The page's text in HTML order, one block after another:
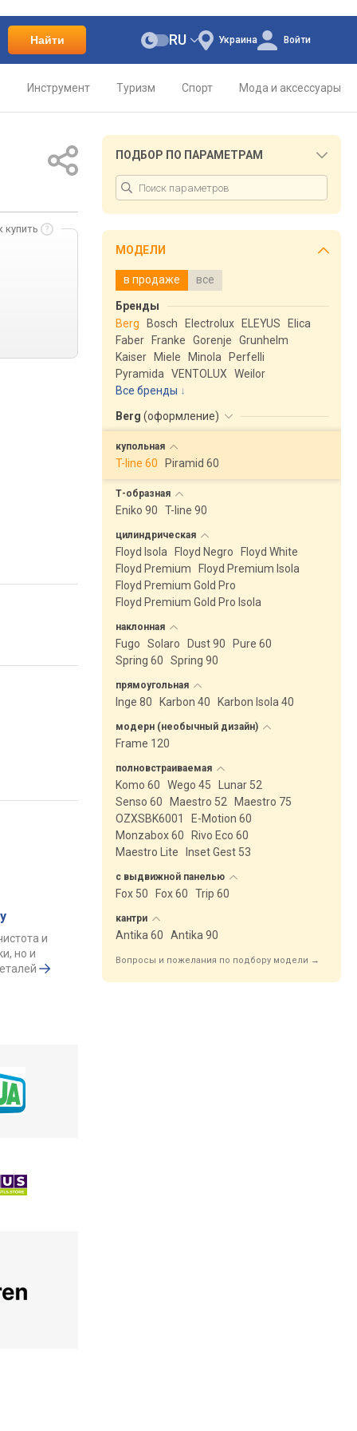
Найти Украина
RU Войти
Инструмент Туризм Спорт Мода и аксессуары
купить
и
но и
ПОДБОР ПО ПАРАМЕТРАМ
МОДЕЛИ
в продаже все
Бренды
Berg
Bosch Electrolux ELEYUS
Elica
Faber
Franke Gorenje
Grunhelm
Kaiser
Miele Minola
Perfelli
Pyramida
VENTOLUX
Weilor
Все бренды
Berg (оформление)
купольная
T-line 60 Piramid 60
Т-образная
Eniko 90 T-line 90
цилиндрическая
Floyd Isola Floyd Negro
Floyd White
Floyd Premium
Floyd Premium Isola
Floyd Premium Gold Pro
Floyd Premium Gold Pro Isola
наклонная
Fugo Solaro Dust 90
Pure 60
Spring 60
Spring 90
прямоугольная
Inge 80 Karbon 40 Karbon Isola 40
модерн (необычный дизайн)
Frame 120
полновстраиваемая
Komo 60 Wego 45
Lunar 52
Senso 60
Maestro 52
Maestro 75
OZXSBK6001
E-Motion 60
Monzabox 60
Rivo Eco 60
Maestro Lite
Inset Gest 53
с выдвижной панелью
Fox 50 Fox 60 Trip 60
кантри
Antika 60 Antika 90
Вопросы и пожелания по подбору модели →